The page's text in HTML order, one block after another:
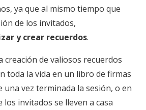
ya que al mismo tiempo que
de los invitados,
y crear recuerdos.
creación de valiosos recuerdos
toda la vida en un libro de firmas
una vez terminada la sesión, o en
invitados se lleven a casa